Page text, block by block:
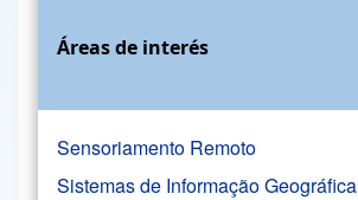
Áreas de interés
Sensoriamento Remoto
Sistemas de Informação Geográfica